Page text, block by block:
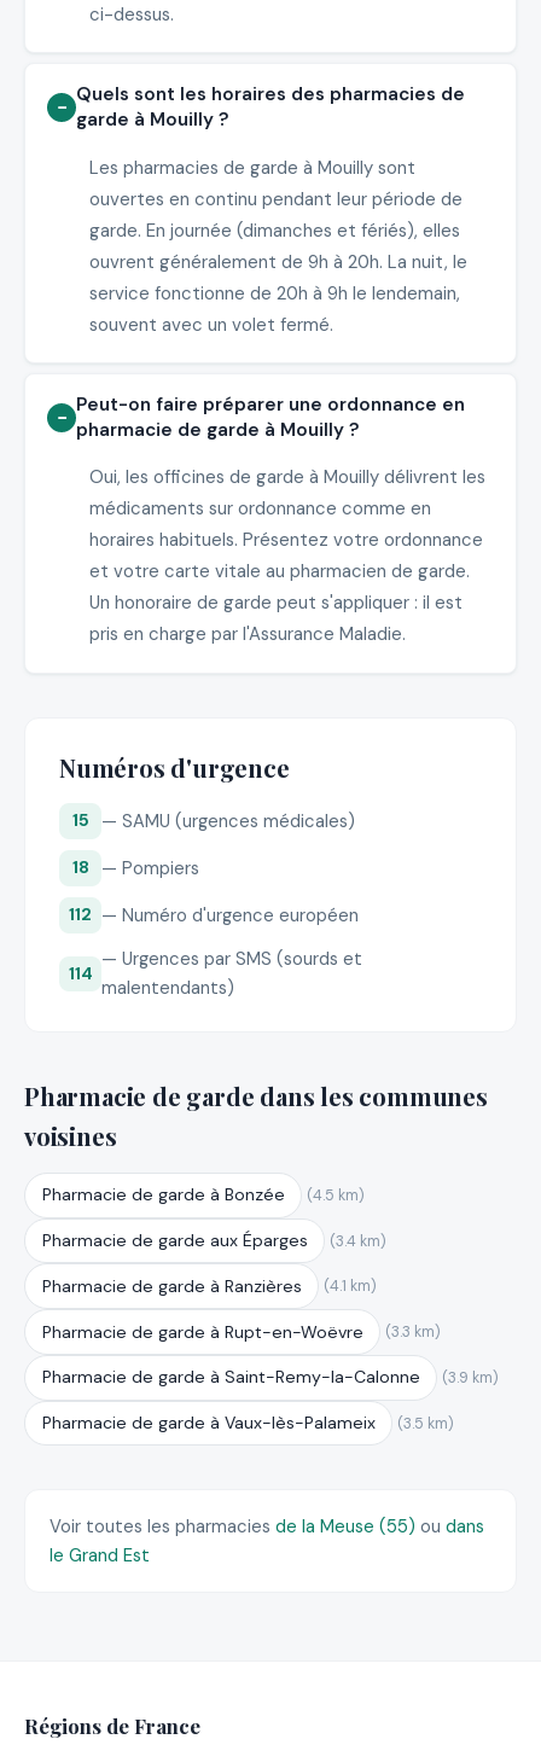
ci-dessus.
Quels sont les horaires des pharmacies de
garde à Mouilly ?
Les pharmacies de garde à Mouilly sont
ouvertes en continu pendant leur période de
garde. En journée (dimanches et fériés), elles
ouvrent généralement de 9h à 20h. La nuit, le
service fonctionne de 20h à 9h le lendemain,
souvent avec un volet fermé.
Peut-on faire préparer une ordonnance en
pharmacie de garde à Mouilly ?
Oui, les officines de garde à Mouilly délivrent les
médicaments sur ordonnance comme en
horaires habituels. Présentez votre ordonnance
et votre carte vitale au pharmacien de garde.
Un honoraire de garde peut s'appliquer : il est
pris en charge par l'Assurance Maladie.
Numéros d'urgence
15 — SAMU (urgences médicales)
18 — Pompiers
112 — Numéro d'urgence européen
114
— Urgences par SMS (sourds et
malentendants)
Pharmacie de garde dans les communes
voisines
Pharmacie de garde à Bonzée (4.5 km)
Pharmacie de garde aux Éparges (3.4 km)
Pharmacie de garde à Ranzières (4.1 km)
Pharmacie de garde à Rupt-en-Woëvre (3.3 km)
Pharmacie de garde à Saint-Remy-la-Calonne (3.9 km)
Pharmacie de garde à Vaux-lès-Palameix (3.5 km)
Voir toutes les pharmacies de la Meuse (55) ou dans
le Grand Est
Régions de France